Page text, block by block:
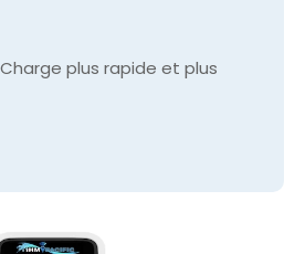
plus rapide et plus